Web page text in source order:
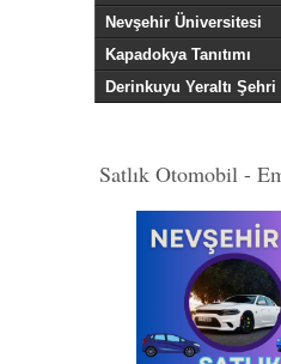
Nevşehir Üniversitesi
Kapadokya Tanıtımı
Derinkuyu Yeraltı Şehri
Satlık Otomobil -